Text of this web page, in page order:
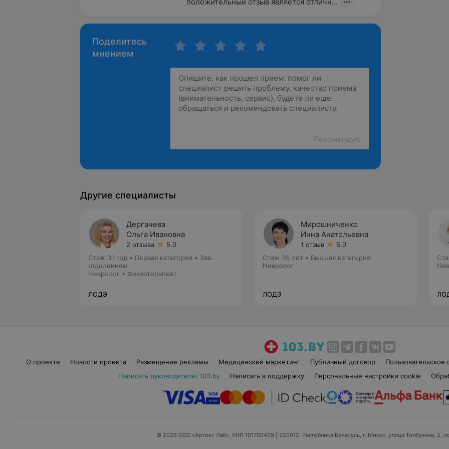
Поделитесь
мнением
Рекомендую
Другие специалисты
Дергачева
Ольга Ивановна
2 отзыва
5.0
Стаж 31 год • Первая категория • Зав.
отделением
Невролог • Физиотерапевт
ЛОДЭ
Мирошниченко
Инна Анатольевна
1 отзыв
5.0
Стаж 35 лет • Высшая категория
Невролог
ЛОДЭ
О проекте Новости проекта Размещение рекламы Медицинский маркетинг Публичный договор Пользовательское
Написать руководителю 103.by
Написать в поддержку Персональные настройки cookie
© 2026 ООО «Артокс Лаб», УНП 191700409 | 220012, Республика Беларусь, г. Минск, улица Толбухина, 2,